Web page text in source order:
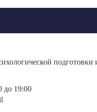
до 19:00